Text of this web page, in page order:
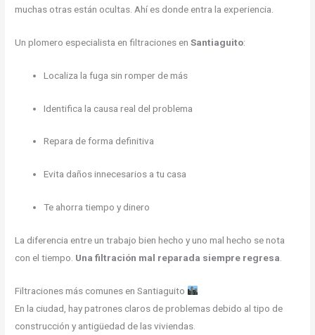
muchas otras están ocultas. Ahí es donde entra la experiencia.
Un plomero especialista en filtraciones enSantiaguito:
Localiza la fuga sin romper de más
Identifica la causa real del problema
Repara de forma definitiva
Evita daños innecesarios a tu casa
Te ahorra tiempo y dinero
La diferencia entre un trabajo bien hecho y uno mal hecho se nota
con el tiempo. Una filtración mal reparada siempre regresa
Filtraciones más comunes en Santiaguito
En la ciudad, hay patrones claros de problemas debido al tipo de
construcción y antigüedad de las viviendas.